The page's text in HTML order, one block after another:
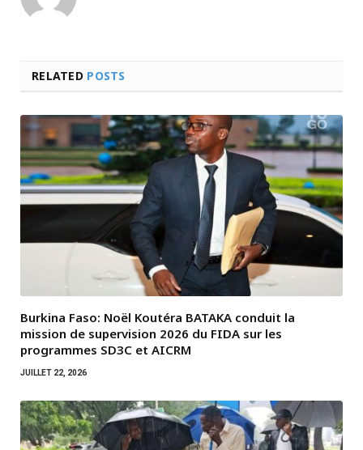
RELATED POSTS
Burkina Faso: Noël Koutéra BATAKA conduit la
mission de supervision 2026 du FIDA sur les
programmes SD3C et AICRM
JUILLET 22, 2026